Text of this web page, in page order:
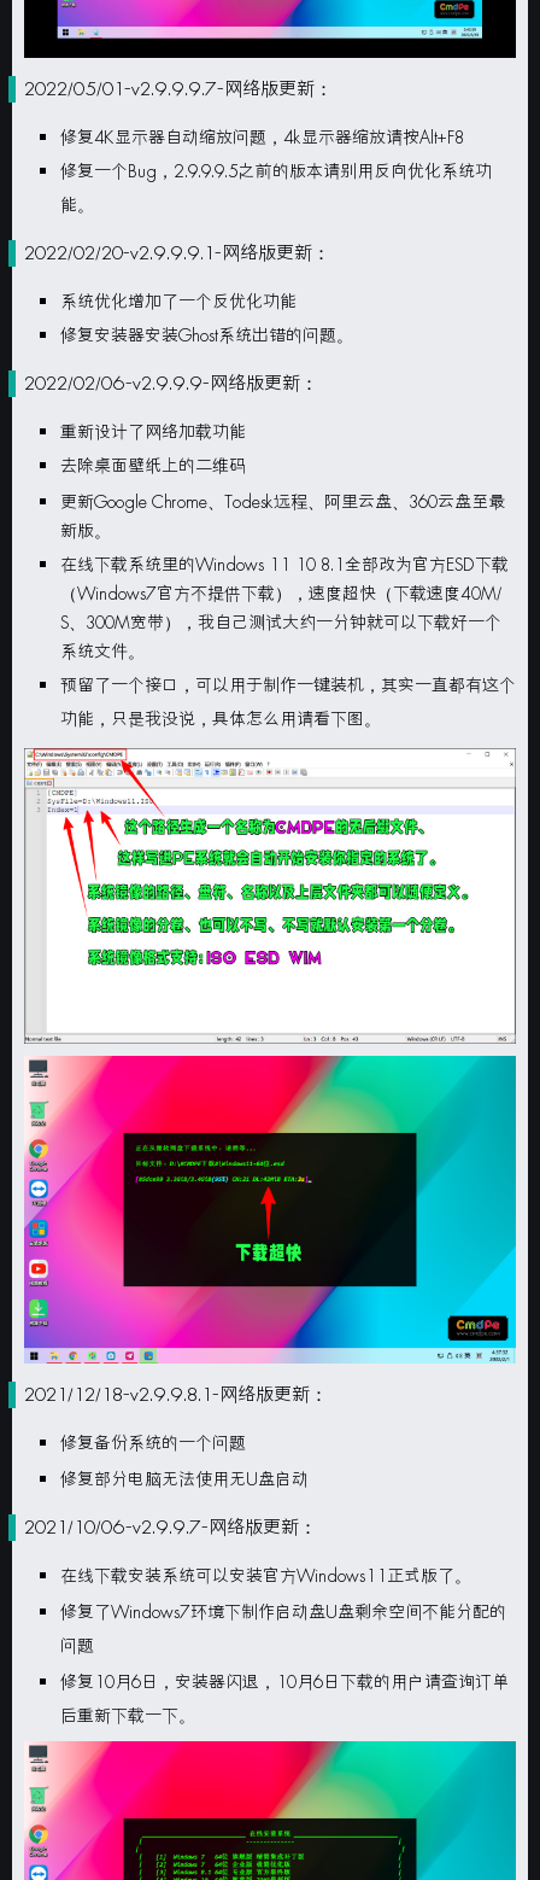
2022/05/01-v2.9.9.9.7-网络版更新：
修复4K显示器自动缩放问题，4k显示器缩放请按Alt+F8
修复一个Bug，2.9.9.9.5之前的版本请别用反向优化系统功
能。
2022/02/20-v2.9.9.9.1-网络版更新：
系统优化增加了一个反优化功能
修复安装器安装Ghost系统出错的问题。
2022/02/06-v2.9.9.9-网络版更新：
重新设计了网络加载功能
去除桌面壁纸上的二维码
更新Google Chrome、Todesk远程、阿里云盘、360云盘至最
新版。
在线下载系统里的Windows 11 10 8.1全部改为官方ESD下载
（Windows7官方不提供下载），速度超快（下载速度40M/
S、300M宽带），我自己测试大约一分钟就可以下载好一个
系统文件。
预留了一个接口，可以用于制作一键装机，其实一直都有这个
功能，只是我没说，具体怎么用请看下图。
2021/12/18-v2.9.9.8.1-网络版更新：
修复备份系统的一个问题
修复部分电脑无法使用无U盘启动
2021/10/06-v2.9.9.7-网络版更新：
在线下载安装系统可以安装官方Windows11正式版了。
修复了Windows7环境下制作启动盘U盘剩余空间不能分配的
问题
修复10月6日，安装器闪退，10月6日下载的用户请查询订单
后重新下载一下。